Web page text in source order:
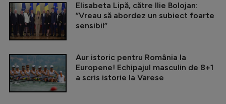
Elisabeta Lipă, către Ilie Bolojan:
”Vreau să abordez un subiect foarte
sensibil”
Aur istoric pentru România la
Europene! Echipajul masculin de 8+1
a scris istorie la Varese